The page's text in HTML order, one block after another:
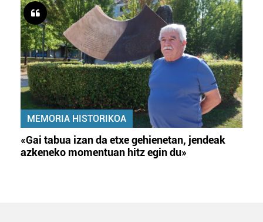
MEMORIA HISTORIKOA
«Gai tabua izan da etxe gehienetan, jendeak
azkeneko momentuan hitz egin du»